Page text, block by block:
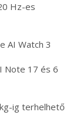
Hz-es
AI Watch 3
Note 17 és 6
ig terhelhető